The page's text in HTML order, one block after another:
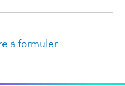
à formuler